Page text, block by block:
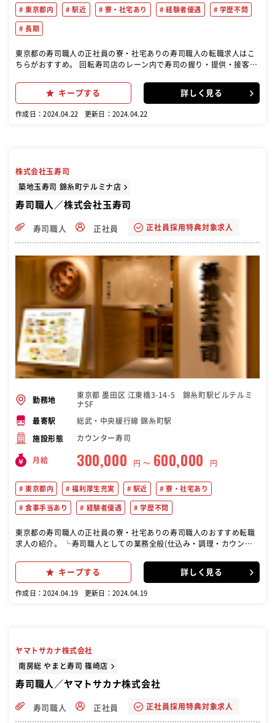
東京都内 駅近 寮・社宅あり 経験者優遇 学歴不問
長期
東京都の寿司職人の正社員の寮・社宅ありの寿司職人の転職求人はこ
ちらがおすすめ。 回転寿司店のレーン内で寿司の握り・提供・接客を
めとした食材の仕込み作業を行っていただき、営業中はレーン内に立
ち、明るい笑顔でお客様を迎えてください。 また経験の浅いスタッフ
場でしっかり指導してもらえるのか？ 多くの未経験者の方が不安に感
設け、まったくの未経験からでもプロの職人や管理職候補へと成長し
ていける環境を用意していますので、安心してご入社いただけます。
キープする 詳しく見る
作成日：2024.04.22 更新日：2024.04.22
株式会社玉寿司
築地玉寿司 錦糸町テルミナ店
寿司職人／株式会社玉寿司
寿司職人 正社員 正社員採用特典対象求人
勤務地
東京都 墨田区 江東橋3-14-5 錦糸町駅ビルテルミ
ナ5F
最寄駅 総武・中央緩行線 錦糸町駅
施設形態 カウンター寿司
月給 300,000 円 〜 600,000 円
東京都内 福利厚生充実 駅近 寮・社宅あり
食事手当あり 経験者優遇 学歴不問
東京都の寿司職人の正社員の寮・社宅ありの寿司職人のおすすめ転職
求人の紹介。 └寿司職人としての業務全般(仕込み・調理・カウンタ
取り入れられています。 でも、そんな中で頑固に昔ながらの江戸前鮨
の継承にこだわった仕事を大切にしている築地玉寿司。 伝統を大切に
キープする 詳しく見る
作成日：2024.04.19 更新日：2024.04.19
ヤマトサカナ株式会社
南房総 やまと寿司 篠崎店
寿司職人／ヤマトサカナ株式会社
寿司職人 正社員 正社員採用特典対象求人